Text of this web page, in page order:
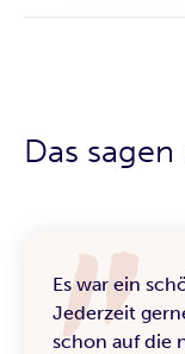
Das
Es war ein
Jederzeit
schon auf die